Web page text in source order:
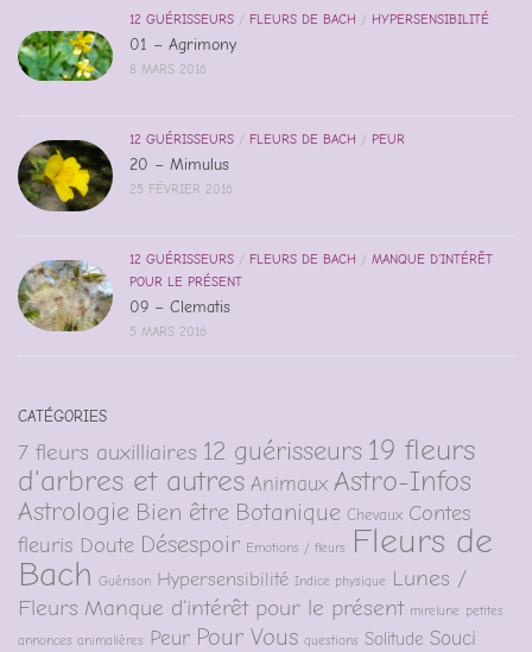
12 GUÉRISSEURS / FLEURS DE BACH / HYPERSENSIBILITÉ
01 – Agrimony
8 MARS 2016
12 GUÉRISSEURS / FLEURS DE BACH / PEUR
20 – Mimulus
25 FÉVRIER 2016
12 GUÉRISSEURS / FLEURS DE BACH / MANQUE D'INTÉRÊT
POUR LE PRÉSENT
09 – Clematis
5 MARS 2016
CATÉGORIES
7 fleurs auxilliaires 12 guérisseurs 19 fleurs
d'arbres et autres Animaux Astro-Infos
Astrologie Bien être Botanique Chevaux Contes
fleuris Doute Désespoir Emotions / fleurs
Fleurs de
Bach Guérison Hypersensibilité Indice physique
Lunes /
Fleurs Manque d'intérêt pour le présent mirelune petites
annonces animalières Peur Pour Vous questions Solitude Souci